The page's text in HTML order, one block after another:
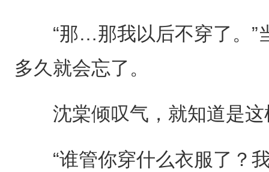
“那…那我以后不穿了。”
多久就会忘了。
沈棠倾叹气，就知道是这
“谁管你穿什么衣服了？我